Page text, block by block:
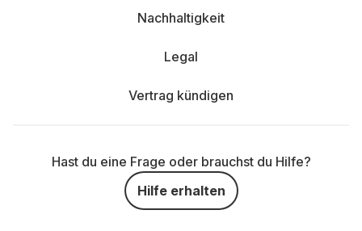
Nachhaltigkeit
Legal
Vertrag kündigen
Hast du eine Frage oder brauchst du Hilfe?
Hilfe erhalten